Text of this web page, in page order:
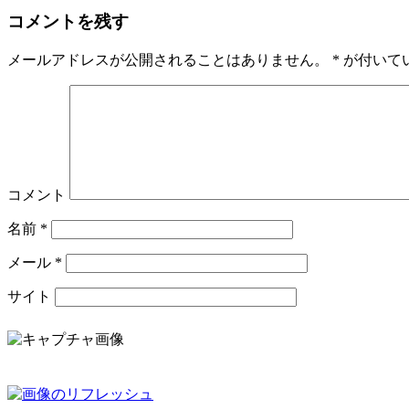
コメントを残す
メールアドレスが公開されることはありません。 * が付いて
コメント
名前 *
メール *
サイト